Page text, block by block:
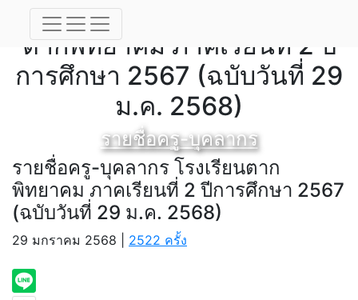
รายชื่อครู-บุคลากร โรงเรียน
ตากพิทยาคม ภาคเรียนที่ 2 ปี
การศึกษา 2567 (ฉบับวันที่ 29
ม.ค. 2568)
รายชื่อครู-บุคลากร
รายชื่อครู-บุคลากร โรงเรียนตาก
พิทยาคม ภาคเรียนที่ 2 ปีการศึกษา 2567
(ฉบับวันที่ 29 ม.ค. 2568)
29 มกราคม 2568 | 2522 ครั้ง